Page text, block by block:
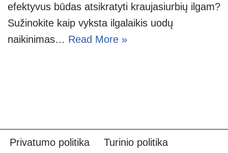
efektyvus būdas atsikratyti kraujasiurbių ilgam?
Sužinokite kaip vyksta ilgalaikis uodų
naikinimas… Read More »
Privatumo politika
Turinio politika